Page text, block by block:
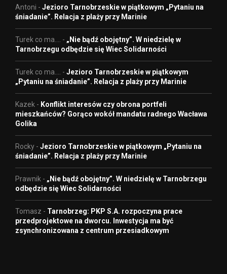
Antoni - Jezioro Tarnobrzeskie w piątkowym „Pytaniu na
śniadanie”. Relacja z plaży przy Marinie
Turek co ma.... - „Nie bądź obojętny”. W niedzielę w
Tarnobrzegu odbędzie się Wiec Solidarności
Turek co ma.... - Jezioro Tarnobrzeskie w piątkowym
„Pytaniu na śniadanie”. Relacja z plaży przy Marinie
Kazek - Konflikt interesów czy obrona portfeli
mieszkańców? Gorąco wokół mandatu radnego Wacława
Golika
Rocky - Jezioro Tarnobrzeskie w piątkowym „Pytaniu na
śniadanie”. Relacja z plaży przy Marinie
Prawnik - „Nie bądź obojętny”. W niedzielę w Tarnobrzegu
odbędzie się Wiec Solidarności
Tomasz - Tarnobrzeg: PKP S.A. rozpoczyna prace
przedprojektowe na dworcu. Inwestycja ma być
zsynchronizowana z centrum przesiadkowym